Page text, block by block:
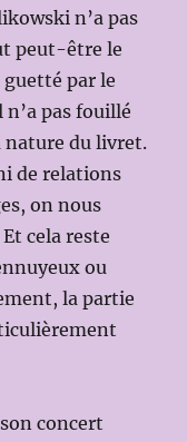
n’a pas
peut-être le
par le
pas fouillé
nature du livret.
de relations
on nous
cela reste
ou
la partie
concert